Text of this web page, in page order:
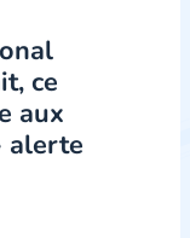
ce
aux
alerte